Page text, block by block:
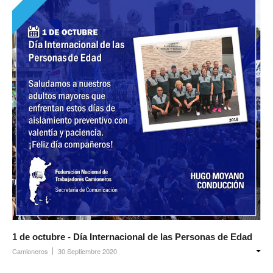
Escalas salariales
Escalas desde 1969
Acuerdos y homolog.
Acuerdos empresa
Planilla de km
Impresión boletas
Ultima Escala Salarial
Pago de aportes por CBU
Otros
Contacto por ramas
1 de octubre - Día Internacional de las Personas de Edad
Camioneros 30 Septiembre 2020